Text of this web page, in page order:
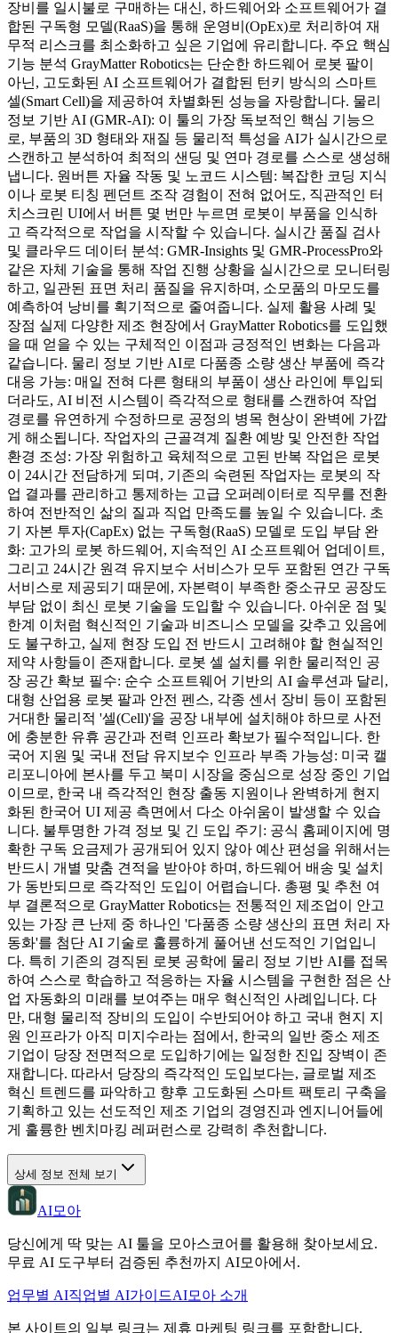
장비를 일시불로 구매하는 대신, 하드웨어와 소프트웨어가 결
합된 구독형 모델(RaaS)을 통해 운영비(OpEx)로 처리하여 재
무적 리스크를 최소화하고 싶은 기업에 유리합니다. 주요 핵심
기능 분석 GrayMatter Robotics는 단순한 하드웨어 로봇 팔이
아닌, 고도화된 AI 소프트웨어가 결합된 턴키 방식의 스마트
셀(Smart Cell)을 제공하여 차별화된 성능을 자랑합니다. 물리
정보 기반 AI (GMR-AI): 이 툴의 가장 독보적인 핵심 기능으
로, 부품의 3D 형태와 재질 등 물리적 특성을 AI가 실시간으로
스캔하고 분석하여 최적의 샌딩 및 연마 경로를 스스로 생성해
냅니다. 원버튼 자율 작동 및 노코드 시스템: 복잡한 코딩 지식
이나 로봇 티칭 펜던트 조작 경험이 전혀 없어도, 직관적인 터
치스크린 UI에서 버튼 몇 번만 누르면 로봇이 부품을 인식하
고 즉각적으로 작업을 시작할 수 있습니다. 실시간 품질 검사
및 클라우드 데이터 분석: GMR-Insights 및 GMR-ProcessPro와
같은 자체 기술을 통해 작업 진행 상황을 실시간으로 모니터링
하고, 일관된 표면 처리 품질을 유지하며, 소모품의 마모도를
예측하여 낭비를 획기적으로 줄여줍니다. 실제 활용 사례 및
장점 실제 다양한 제조 현장에서 GrayMatter Robotics를 도입했
을 때 얻을 수 있는 구체적인 이점과 긍정적인 변화는 다음과
같습니다. 물리 정보 기반 AI로 다품종 소량 생산 부품에 즉각
대응 가능: 매일 전혀 다른 형태의 부품이 생산 라인에 투입되
더라도, AI 비전 시스템이 즉각적으로 형태를 스캔하여 작업
경로를 유연하게 수정하므로 공정의 병목 현상이 완벽에 가깝
게 해소됩니다. 작업자의 근골격계 질환 예방 및 안전한 작업
환경 조성: 가장 위험하고 육체적으로 고된 반복 작업은 로봇
이 24시간 전담하게 되며, 기존의 숙련된 작업자는 로봇의 작
업 결과를 관리하고 통제하는 고급 오퍼레이터로 직무를 전환
하여 전반적인 삶의 질과 직업 만족도를 높일 수 있습니다. 초
기 자본 투자(CapEx) 없는 구독형(RaaS) 모델로 도입 부담 완
화: 고가의 로봇 하드웨어, 지속적인 AI 소프트웨어 업데이트,
그리고 24시간 원격 유지보수 서비스가 모두 포함된 연간 구독
서비스로 제공되기 때문에, 자본력이 부족한 중소규모 공장도
부담 없이 최신 로봇 기술을 도입할 수 있습니다. 아쉬운 점 및
한계 이처럼 혁신적인 기술과 비즈니스 모델을 갖추고 있음에
도 불구하고, 실제 현장 도입 전 반드시 고려해야 할 현실적인
제약 사항들이 존재합니다. 로봇 셀 설치를 위한 물리적인 공
장 공간 확보 필수: 순수 소프트웨어 기반의 AI 솔루션과 달리,
대형 산업용 로봇 팔과 안전 펜스, 각종 센서 장비 등이 포함된
거대한 물리적 '셀(Cell)'을 공장 내부에 설치해야 하므로 사전
에 충분한 유휴 공간과 전력 인프라 확보가 필수적입니다. 한
국어 지원 및 국내 전담 유지보수 인프라 부족 가능성: 미국 캘
리포니아에 본사를 두고 북미 시장을 중심으로 성장 중인 기업
이므로, 한국 내 즉각적인 현장 출동 지원이나 완벽하게 현지
화된 한국어 UI 제공 측면에서 다소 아쉬움이 발생할 수 있습
니다. 불투명한 가격 정보 및 긴 도입 주기: 공식 홈페이지에 명
확한 구독 요금제가 공개되어 있지 않아 예산 편성을 위해서는
반드시 개별 맞춤 견적을 받아야 하며, 하드웨어 배송 및 설치
가 동반되므로 즉각적인 도입이 어렵습니다. 총평 및 추천 여
부 결론적으로 GrayMatter Robotics는 전통적인 제조업이 안고
있는 가장 큰 난제 중 하나인 '다품종 소량 생산의 표면 처리 자
동화'를 첨단 AI 기술로 훌륭하게 풀어낸 선도적인 기업입니
다. 특히 기존의 경직된 로봇 공학에 물리 정보 기반 AI를 접목
하여 스스로 학습하고 적응하는 자율 시스템을 구현한 점은 산
업 자동화의 미래를 보여주는 매우 혁신적인 사례입니다. 다
만, 대형 물리적 장비의 도입이 수반되어야 하고 국내 현지 지
원 인프라가 아직 미지수라는 점에서, 한국의 일반 중소 제조
기업이 당장 전면적으로 도입하기에는 일정한 진입 장벽이 존
재합니다. 따라서 당장의 즉각적인 도입보다는, 글로벌 제조
혁신 트렌드를 파악하고 향후 고도화된 스마트 팩토리 구축을
기획하고 있는 선도적인 제조 기업의 경영진과 엔지니어들에
게 훌륭한 벤치마킹 레퍼런스로 강력히 추천합니다.
상세 정보 전체 보기
AI모아
당신에게 딱 맞는 AI 툴을 모아스코어를 활용해 찾아보세요.
무료 AI 도구부터 검증된 추천까지 AI모아에서.
업무별 AI직업별 AI가이드AI모아 소개
본 사이트의 일부 링크는 제휴 마케팅 링크를 포함합니다.